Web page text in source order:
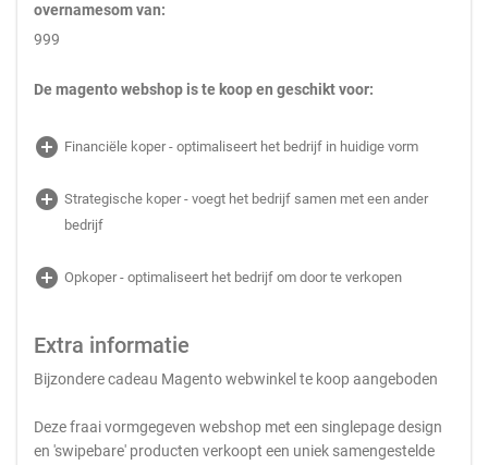
overnamesom van:
999
De magento webshop is te koop en geschikt voor:
add_circle Financiële koper - optimaliseert het bedrijf in huidige vorm
add_circle Strategische koper - voegt het bedrijf samen met een ander
bedrijf
add_circle Opkoper - optimaliseert het bedrijf om door te verkopen
Extra informatie
Bijzondere cadeau Magento webwinkel te koop aangeboden
Deze fraai vormgegeven webshop met een singlepage design
en 'swipebare' producten verkoopt een uniek samengestelde